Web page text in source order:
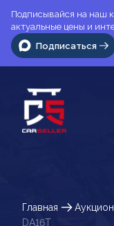
Подписывайся на наш
актуальные цены и
Подписаться
Главная
DA16T